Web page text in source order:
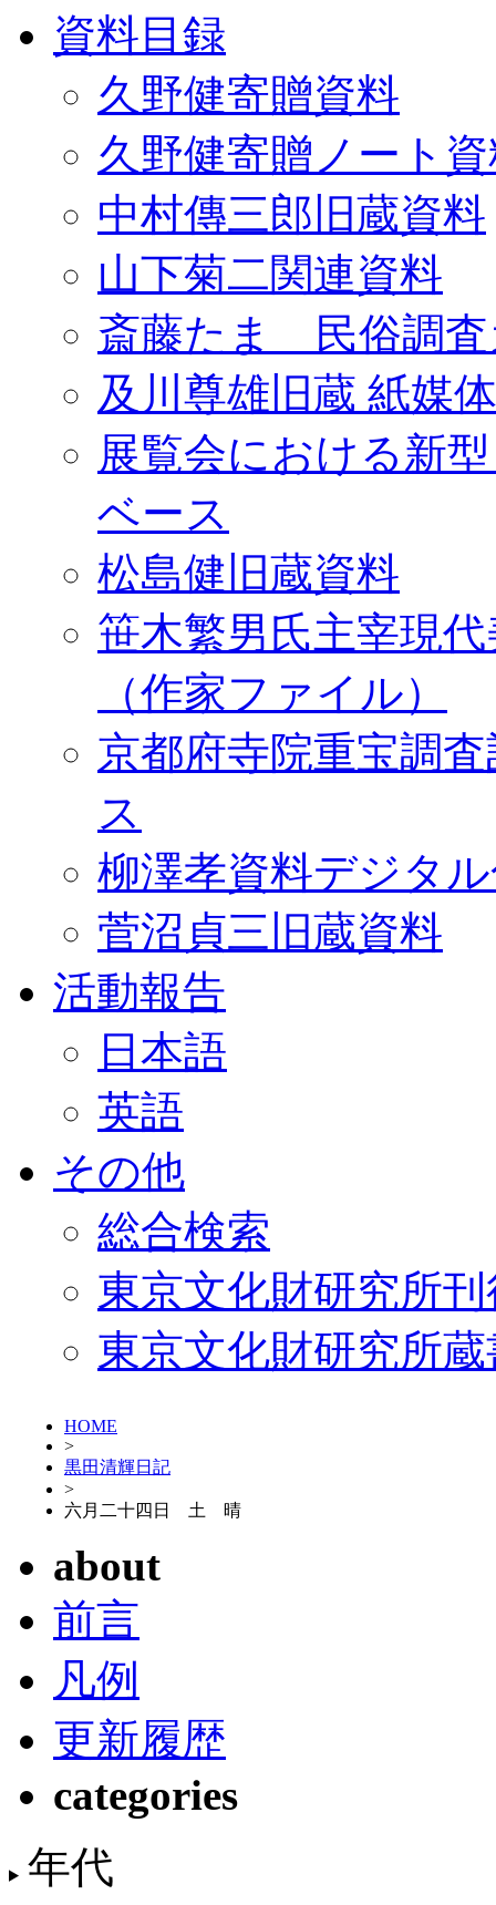
資料目録
久野健寄贈資料
久野健寄贈ノート
中村傳三郎旧蔵資料
山下菊二関連資料
斎藤たま 民俗調査
及川尊雄旧蔵 紙媒
展覧会における新
ベース
松島健旧蔵資料
笹木繁男氏主宰現
（作家ファイル）
京都府寺院重宝調
ス
柳澤孝資料デジタ
菅沼貞三旧蔵資料
活動報告
日本語
英語
その他
総合検索
東京文化財研究所
東京文化財研究所
HOME
>
黒田清輝日記
>
六月二十四日 土 晴
about
前言
凡例
更新履歴
categories
年代